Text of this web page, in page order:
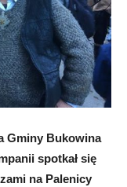
Gminy Bukowina
spotkał się
na Palenicy